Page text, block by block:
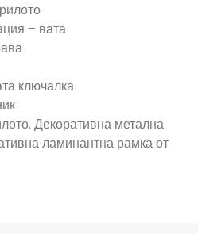
– вата
ключалка
Декоративна метална
ламинантна рамка от